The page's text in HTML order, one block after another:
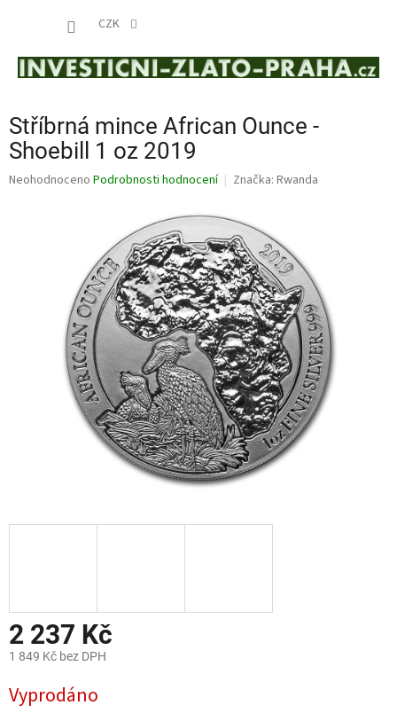
CZK
Stříbrná mince African Ounce -
Shoebill 1 oz 2019
Průměrné
Neohodnoceno Podrobnosti hodnocení Značka: Rwanda
2 237 Kč
1 849 Kč bez DPH
cena:
Vyprodáno